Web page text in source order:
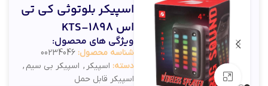
بزرگنمایی تصویر
اسپیکر بلوتوثی کی تی
اس KTS-1898
ویژگی های محصول:
شناسه محصول: 00234046
دسته: اسپیکر , اسپیکر بی سیم ,
اسپیکر قابل حمل